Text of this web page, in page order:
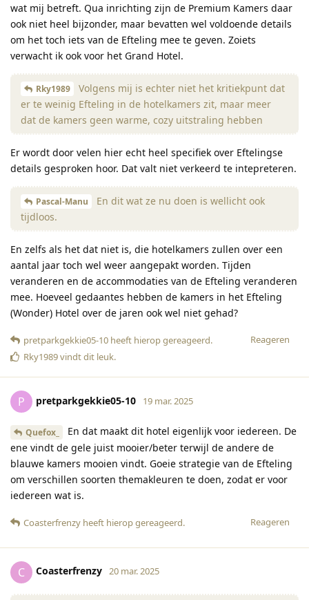
wat mij betreft. Qua inrichting zijn de Premium Kamers daar
ook niet heel bijzonder, maar bevatten wel voldoende details
om het toch iets van de Efteling mee te geven. Zoiets
verwacht ik ook voor het Grand Hotel.
Rky1989
Volgens mij is echter niet het kritiekpunt dat
er te weinig Efteling in de hotelkamers zit, maar meer
dat de kamers geen warme, cozy uitstraling hebben
Er wordt door velen hier echt heel specifiek over Eftelingse
details gesproken hoor. Dat valt niet verkeerd te intepreteren.
Pascal-Manu
En dit wat ze nu doen is wellicht ook
tijdloos.
En zelfs als het dat niet is, die hotelkamers zullen over een
aantal jaar toch wel weer aangepakt worden. Tijden
veranderen en de accommodaties van de Efteling veranderen
mee. Hoeveel gedaantes hebben de kamers in het Efteling
(Wonder) Hotel over de jaren ook wel niet gehad?
Reageren
pretparkgekkie05-10 heeft hierop gereageerd.
Rky1989vindt dit leuk.
P pretparkgekkie05-10 19 mar. 2025
Quefox_
En dat maakt dit hotel eigenlijk voor iedereen. De
ene vindt de gele juist mooier/beter terwijl de andere de
blauwe kamers mooien vindt. Goeie strategie van de Efteling
om verschillen soorten themakleuren te doen, zodat er voor
iedereen wat is.
Reageren
Coasterfrenzy heeft hierop gereageerd.
C Coasterfrenzy 20 mar. 2025